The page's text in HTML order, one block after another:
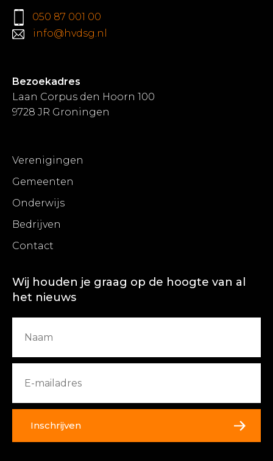
050 87 001 00
info@hvdsg.nl
Bezoekadres
Laan Corpus den Hoorn 100
9728 JR Groningen
Verenigingen
Gemeenten
Onderwijs
Bedrijven
Contact
Wij houden je graag op de hoogte van al
het nieuws
Inschrijven